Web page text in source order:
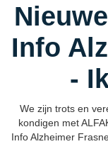
Info
-
We zijn trots en
kondigen met
Info Alzheimer